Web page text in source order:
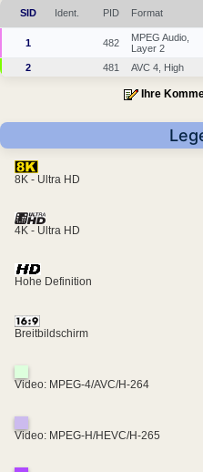
SID Ident. PID Format
1 482
MPEG Audio,
Layer 2
2 481 AVC 4, High
Ihre
8K - Ultra HD
4K - Ultra HD
Hohe Definition
Breitbildschirm
Video: MPEG-4/AVC/H-264
Video: MPEG-H/HEVC/H-265